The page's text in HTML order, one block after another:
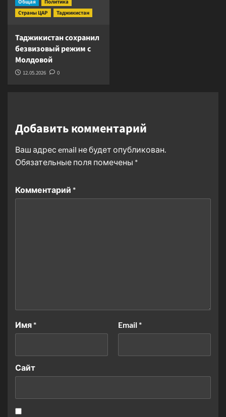
Общая
Политика
Страны ЦАР
Таджикистан
Таджикистан сохранил
безвизовый режим с
Молдовой
12.05.2026 0
Добавить комментарий
Ваш адрес email не будет опубликован.
Обязательные поля помечены *
Комментарий *
Имя* Email*
Сайт